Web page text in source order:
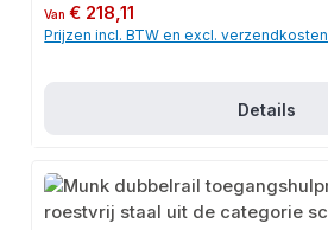
Normale prijs:
Van€ 218,11
Prijzen incl. BTW en excl. verzendkosten
Details